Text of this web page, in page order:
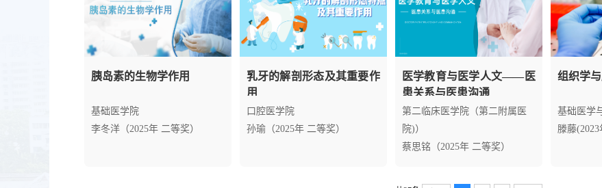
胰岛素的生物学作用
基础医学院
李冬洋（2025年 二等奖）
乳牙的解剖形态及其重要作
用
口腔医学院
孙瑜（2025年 二等奖）
医学教育与医学人文——医
患关系与医患沟通
第二临床医学院（第二附属医
院)）
蔡思铭（2025年 二等奖）
组织学
基础医学
滕藤